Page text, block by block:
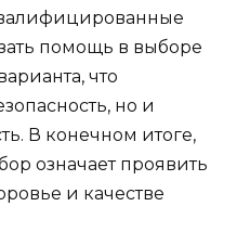
помощь в выборе
что
но и
В конечном итоге,
означает проявить
и качестве